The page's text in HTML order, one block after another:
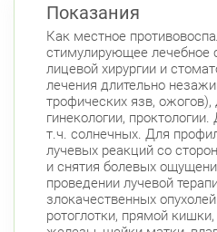
Показания
Как местное
стимулирующее лечебное
лицевой хирургии и
лечения длительно
трофических язв, ожогов),
гинекологии,
т.ч. солнечных. Для
лучевых реакций со
и снятия болевых
проведении лучевой
злокачественных
ротоглотки, прямой